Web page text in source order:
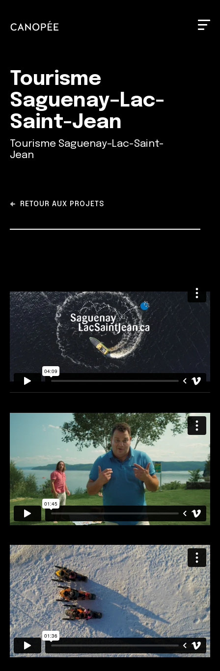
Tourisme
Saguenay–Lac-
Saint-Jean
Tourisme Saguenay–Lac-Saint-
Jean
RETOUR AUX PROJETS